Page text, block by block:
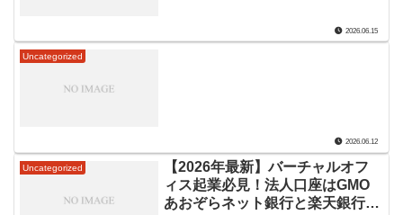
2026.06.15
Uncategorized
2026.06.12
Uncategorized
【2026年最新】バーチャルオフ
ィス起業必見！法人口座はGMO
あおぞらネット銀行と楽天銀行ど